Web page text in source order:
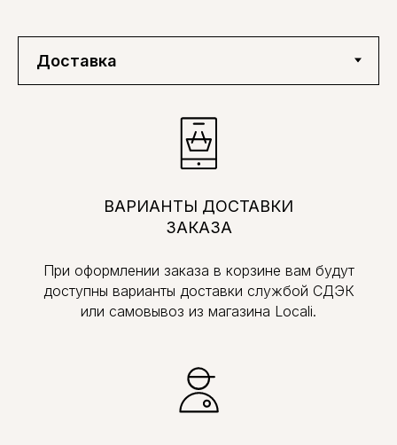
ВАРИАНТЫ ДОСТАВКИ
ЗАКАЗА
При оформлении заказа в корзине вам будут
доступны варианты доставки службой СДЭК
или самовывоз из магазина Locali.